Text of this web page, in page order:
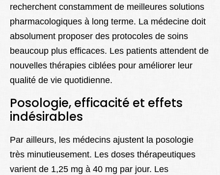
recherchent constamment de meilleures solutions
pharmacologiques à long terme. La médecine doit
absolument proposer des protocoles de soins
beaucoup plus efficaces. Les patients attendent de
nouvelles thérapies ciblées pour améliorer leur
qualité de vie quotidienne.
Posologie, efficacité et effets
indésirables
Par ailleurs, les médecins ajustent la posologie
très minutieusement. Les doses thérapeutiques
varient de 1,25 mg à 40 mg par jour. Les